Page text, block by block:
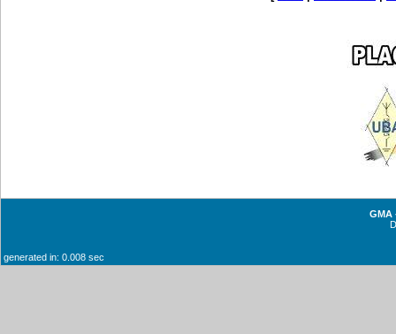
GMA
generated in: 0.008 sec